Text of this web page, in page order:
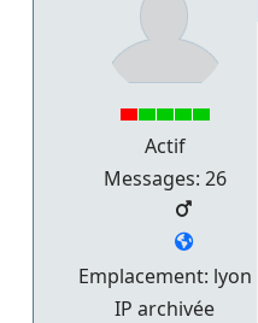
Actif
Messages: 26
Emplacement: lyon
IP archivée